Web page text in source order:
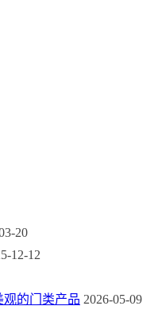
20
12-12
的门类产品 2026-05-09